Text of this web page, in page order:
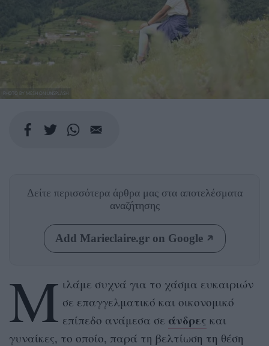
PHOTO BY MESH ON UNSPLASH
Δείτε περισσότερα άρθρα μας στα αποτελέσματα
αναζήτησης
Add Marieclaire.gr on Google
Μ ιλάμε συχνά για το χάσμα ευκαιριών
σε επαγγελματικό και οικονομικό
επίπεδο ανάμεσα σε άνδρες και
γυναίκες, το οποίο, παρά τη βελτίωση τη θέση